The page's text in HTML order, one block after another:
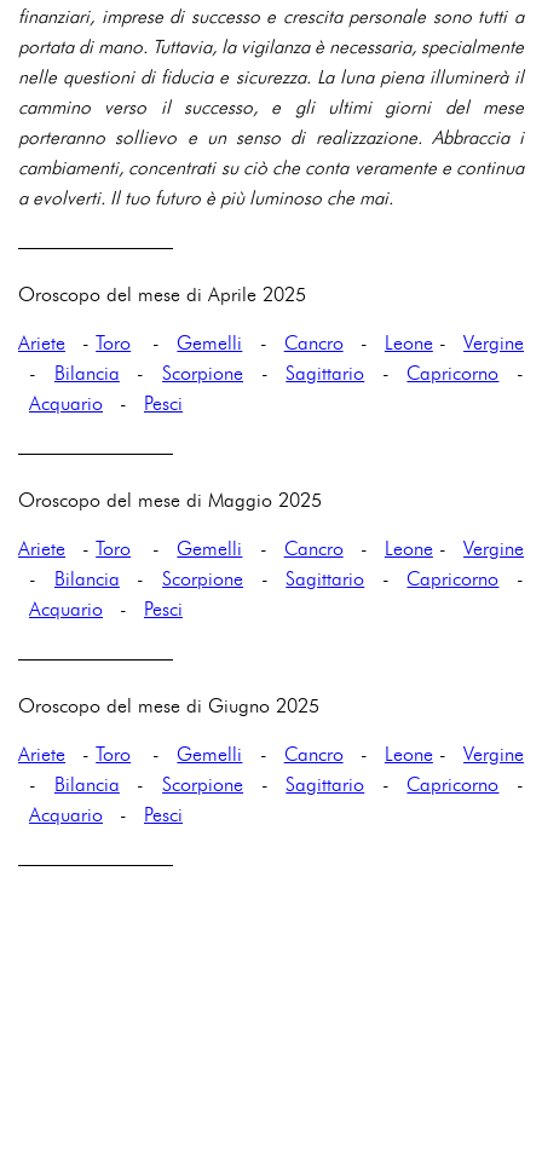
finanziari, imprese di successo e crescita personale sono tutti a
portata di mano. Tuttavia, la vigilanza è necessaria, specialmente
nelle questioni di fiducia e sicurezza. La luna piena illuminerà il
cammino verso il successo, e gli ultimi giorni del mese
porteranno sollievo e un senso di realizzazione. Abbraccia i
cambiamenti, concentrati su ciò che conta veramente e continua
a evolverti. Il tuo futuro è più luminoso che mai.
————————
Oroscopo del mese di Aprile 2025
Ariete -Toro - Gemelli - Cancro- Leone-Vergine
-
Bilancia -Scorpione -Sagittario - Capricorno -
Acquario - Pesci
————————
Oroscopo del mese di Maggio 2025
Ariete -Toro - Gemelli - Cancro- Leone-Vergine
-
Bilancia -Scorpione -Sagittario - Capricorno -
Acquario - Pesci
————————
Oroscopo del mese di Giugno 2025
Ariete -Toro - Gemelli - Cancro- Leone-Vergine
-
Bilancia -Scorpione -Sagittario - Capricorno -
Acquario - Pesci
————————